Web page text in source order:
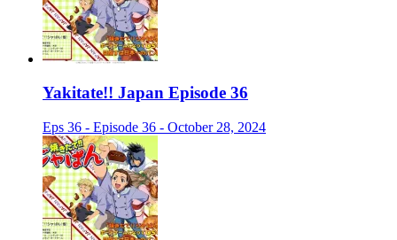
Yakitate!! Japan Episode 36
Eps 36 - Episode 36 - October 28, 2024